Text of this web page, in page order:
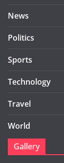
News
Politics
Sports
Technology
Travel
World
Gallery